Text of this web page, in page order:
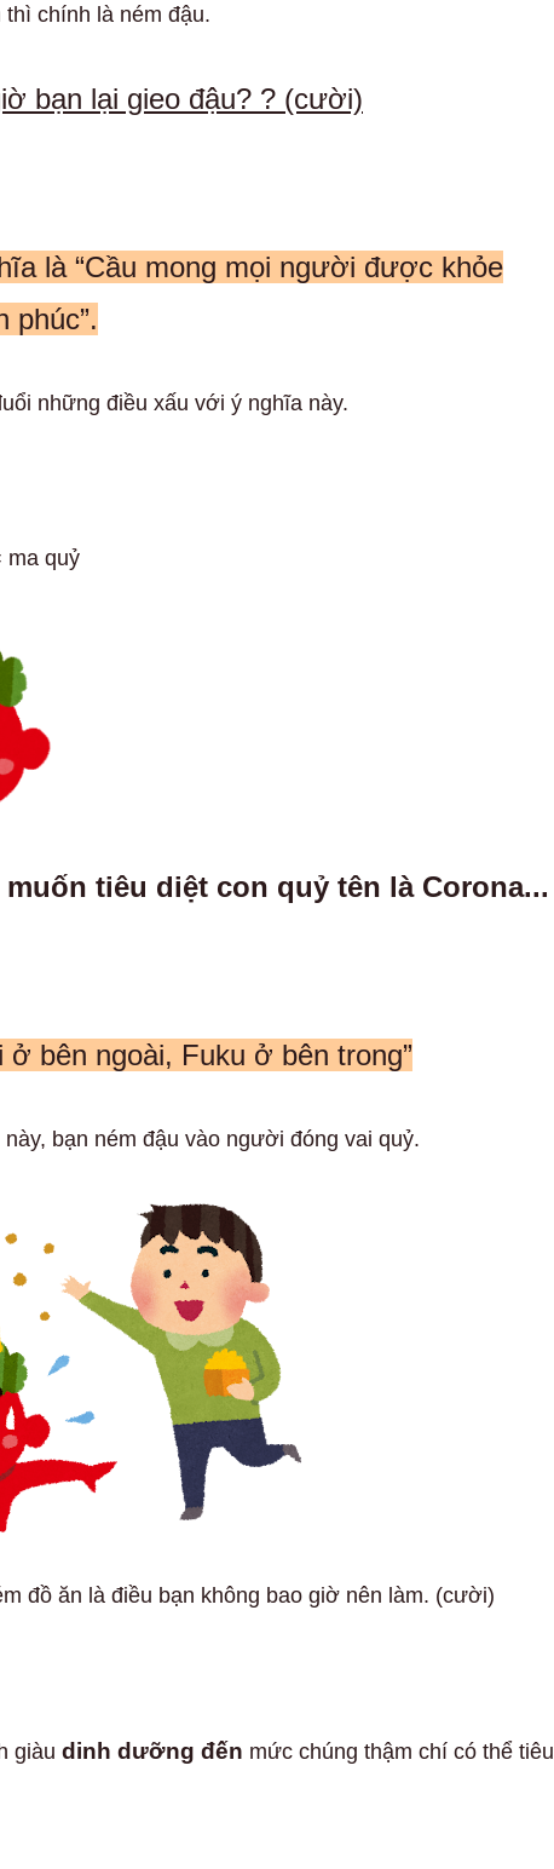
thì chính là ném đậu.
bạn lại gieo đậu? ? (cười)
là “Cầu mong mọi người được khỏe
phúc”.
những điều xấu với ý nghĩa này.
ma quỷ
muốn tiêu diệt con quỷ tên là Corona...
ở bên ngoài, Fuku ở bên trong”
bạn ném đậu vào người đóng vai quỷ.
đồ ăn là điều bạn không bao giờ nên làm. (cười)
giàu dinh dưỡng đến mức chúng thậm chí có thể tiêu